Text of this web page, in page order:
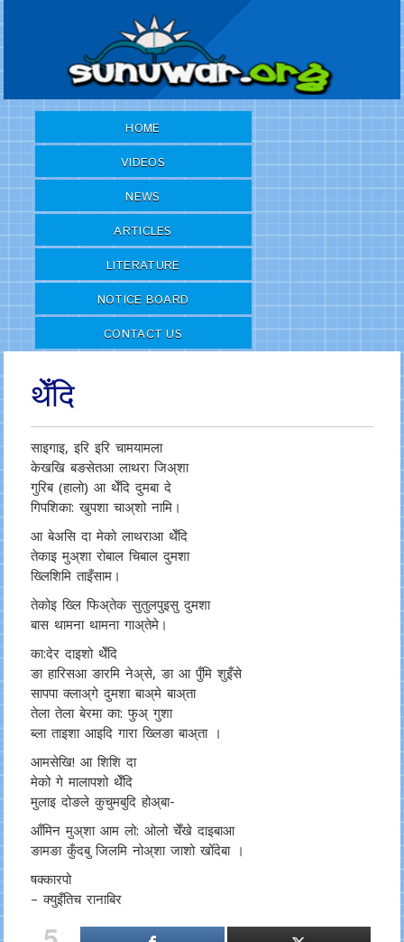
HOME
VIDEOS
NEWS
ARTICLES
LITERATURE
NOTICE BOARD
CONTACT US
थेँदि
साइगाइ, इरि इरि चामयामला
केखखि बङसेतआ लाथरा जिअ्शा
गुरिब (हालो) आ थेँदि दुमबा दे
गिपशिका: खुपशा चाअ्शो नामि।
आ बेअसि दा मेको लाथराआ थेँदि
तेकाइ मुअ्शा रोबाल चिबाल दुमशा
ख्लिशिमि ताइँसाम।
तेकोइ ख्लि फिअ्तेक सुतुलपुइसु दुमशा
बास थामना थामना गाअ्तेमे।
का:देर दाइशो थेँदि
ङा हारिसआ ङारमि नेअ्से, ङा आ पुँमि शुइँसे
सापपा क्लाअ्गे दुमशा बाअ्मे बाअ्ता
तेला तेला बेरमा का: फुअ् गुशा
ब्ला ताइशा आइदि गारा ख्लिङा बाअ्ता ।
आमसेखि! आ शिशि दा
मेको गे मालापशो थेँदि
मुलाइ दोङले कुचुमबुदि होअ्बा-
आँमिन मुअ्शा आम लो: ओलो चेँखे दाइबाआ
ङामङा कुँदबु जिलमि नोअ्शा जाशो खोँदेबा ।
षक्कारपो
– क्युइँतिच रानाबिर